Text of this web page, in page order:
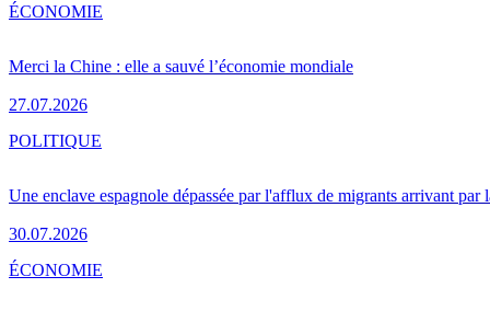
Merci la Chine : elle a sauvé l’économie mondiale
27.07.2026
ÉCONOMIE
Une enclave espagnole dépassée par l'afflux de migrants arrivant par
30.07.2026
POLITIQUE
ÉCONOMIE